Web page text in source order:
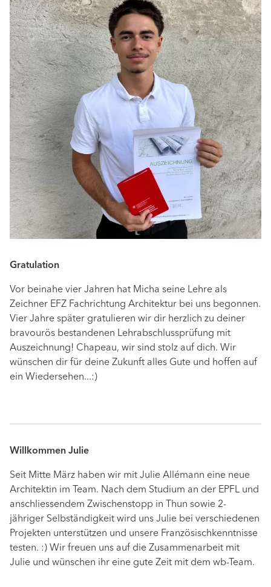
Gratulation
Vor beinahe vier Jahren hat Micha seine Lehre als
Zeichner EFZ Fachrichtung Architektur bei uns begonnen.
Vier Jahre später gratulieren wir dir herzlich zu deiner
bravourös bestandenen Lehrabschlussprüfung mit
Auszeichnung! Chapeau, wir sind stolz auf dich. Wir
wünschen dir für deine Zukunft alles Gute und hoffen auf
ein Wiedersehen...:)
Willkommen Julie
Seit Mitte März haben wir mit Julie Allémann eine neue
Architektin im Team. Nach dem Studium an der EPFL und
anschliessendem Zwischenstopp in Thun sowie 2-
jähriger Selbständigkeit wird uns Julie bei verschiedenen
Projekten unterstützen und unsere Französischkenntnisse
testen. :) Wir freuen uns auf die Zusammenarbeit mit
Julie und wünschen ihr eine gute Zeit mit dem wb-Team.